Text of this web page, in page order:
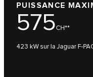
PUISSANCE
575CH**
423 kW sur la Jaguar F-